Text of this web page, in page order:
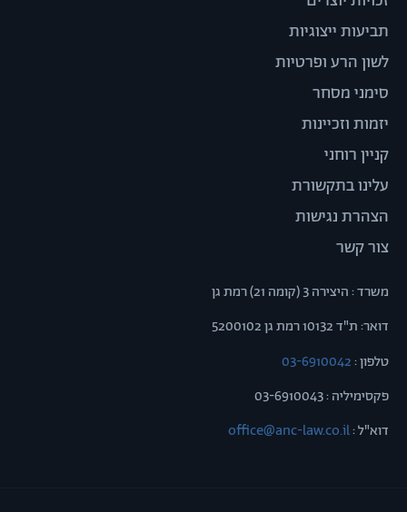
תביעות ייצוגיות
לשון הרע ופרטיות
סימני מסחר
יזמות וזכיינות
קניין רוחני
עלינו בתקשורת
הצהרת נגישות
צור קשר
משרד : היצירה 3 (קומה 21) רמת גן
דואר: ת"ד 10132 רמת גן 5200102
טלפון :03-6910042
פקסימיליה : 03-6910043
דוא"ל :office@anc-law.co.il